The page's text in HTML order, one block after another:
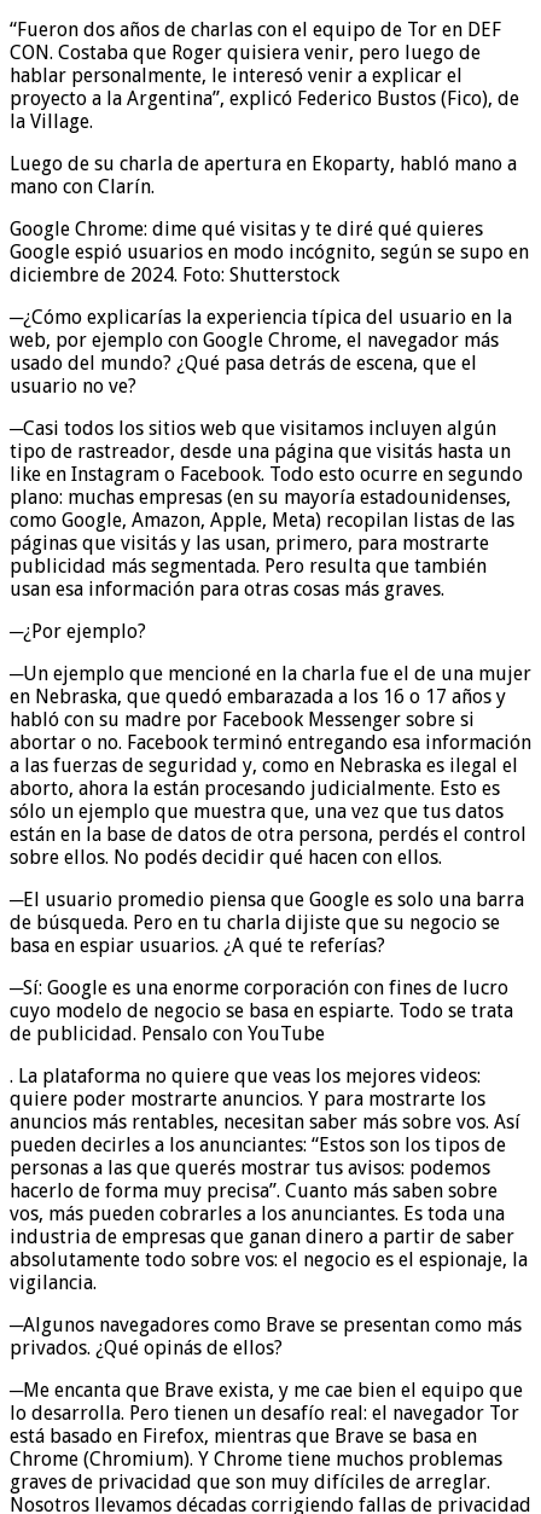
“Fueron dos años de charlas con el equipo de Tor en DEF
CON. Costaba que Roger quisiera venir, pero luego de
hablar personalmente, le interesó venir a explicar el
proyecto a la Argentina”, explicó Federico Bustos (Fico), de
la Village.
Luego de su charla de apertura en Ekoparty, habló mano a
mano con Clarín.
Google Chrome: dime qué visitas y te diré qué quieres
Google espió usuarios en modo incógnito, según se supo en
diciembre de 2024. Foto: Shutterstock
─¿Cómo explicarías la experiencia típica del usuario en la
web, por ejemplo con Google Chrome, el navegador más
usado del mundo? ¿Qué pasa detrás de escena, que el
usuario no ve?
─Casi todos los sitios web que visitamos incluyen algún
tipo de rastreador, desde una página que visitás hasta un
like en Instagram o Facebook. Todo esto ocurre en segundo
plano: muchas empresas (en su mayoría estadounidenses,
como Google, Amazon, Apple, Meta) recopilan listas de las
páginas que visitás y las usan, primero, para mostrarte
publicidad más segmentada. Pero resulta que también
usan esa información para otras cosas más graves.
─¿Por ejemplo?
─Un ejemplo que mencioné en la charla fue el de una mujer
en Nebraska, que quedó embarazada a los 16 o 17 años y
habló con su madre por Facebook Messenger sobre si
abortar o no. Facebook terminó entregando esa información
a las fuerzas de seguridad y, como en Nebraska es ilegal el
aborto, ahora la están procesando judicialmente. Esto es
sólo un ejemplo que muestra que, una vez que tus datos
están en la base de datos de otra persona, perdés el control
sobre ellos. No podés decidir qué hacen con ellos.
─El usuario promedio piensa que Google es solo una barra
de búsqueda. Pero en tu charla dijiste que su negocio se
basa en espiar usuarios. ¿A qué te referías?
─Sí: Google es una enorme corporación con fines de lucro
cuyo modelo de negocio se basa en espiarte. Todo se trata
de publicidad. Pensalo con YouTube
. La plataforma no quiere que veas los mejores videos:
quiere poder mostrarte anuncios. Y para mostrarte los
anuncios más rentables, necesitan saber más sobre vos. Así
pueden decirles a los anunciantes: “Estos son los tipos de
personas a las que querés mostrar tus avisos: podemos
hacerlo de forma muy precisa”. Cuanto más saben sobre
vos, más pueden cobrarles a los anunciantes. Es toda una
industria de empresas que ganan dinero a partir de saber
absolutamente todo sobre vos: el negocio es el espionaje, la
vigilancia.
─Algunos navegadores como Brave se presentan como más
privados. ¿Qué opinás de ellos?
─Me encanta que Brave exista, y me cae bien el equipo que
lo desarrolla. Pero tienen un desafío real: el navegador Tor
está basado en Firefox, mientras que Brave se basa en
Chrome (Chromium). Y Chrome tiene muchos problemas
graves de privacidad que son muy difíciles de arreglar.
Nosotros llevamos décadas corrigiendo fallas de privacidad